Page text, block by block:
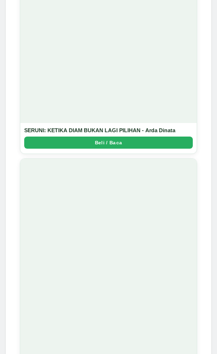
SERUNI: KETIKA DIAM BUKAN LAGI PILIHAN - Arda Dinata
Beli / Baca